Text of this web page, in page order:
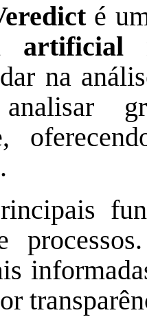
é
artificial
na